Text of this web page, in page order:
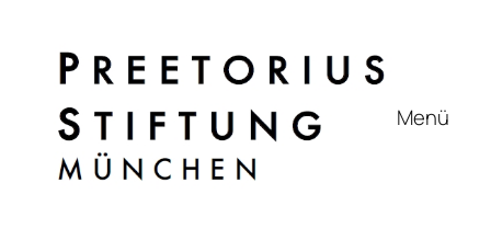
springen
Menü